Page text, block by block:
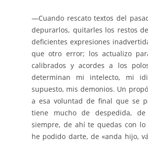
—Cuando rescato textos del
depurarlos, quitarles los restos
deficientes expresiones
que otro error; los actualizo
calibrados y acordes a los
determinan mi intelecto, mi
supuesto, mis demonios. Un
a esa voluntad de final que se
tiene mucho de despedida,
siempre, de ahí te quedas con
he podido darte, de «anda hijo,